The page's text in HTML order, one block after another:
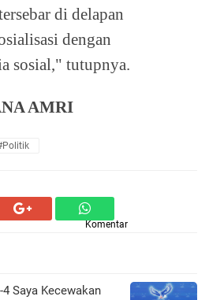
di delapan
dengan
sosial," tutupnya.
AMRI
Komentar
Saya Kecewakan